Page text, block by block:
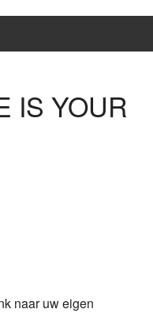
IS YOUR
naar uw eigen